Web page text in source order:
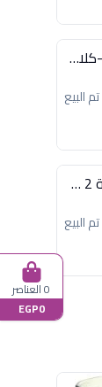
غلاية مياه سوناي -كلاسيك 2200 وات، 1.7 لتر زجاج اضائة ليد - MAR-3752
سكينة بلطة 8 بوصة 2 مسمار
0 العناصر
EGP0